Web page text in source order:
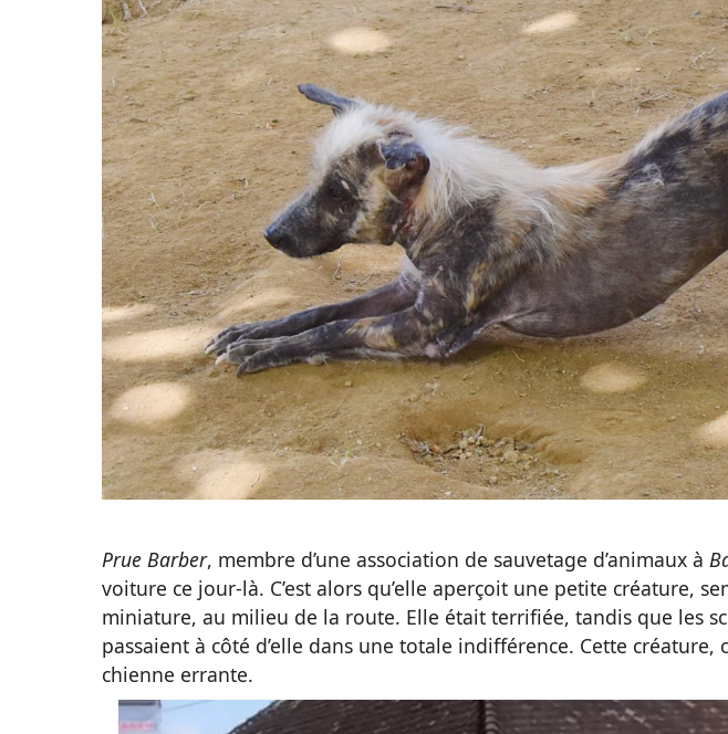
Prue Barber, membre d’une association de sauvetage d’animaux à
voiture ce jour-là. C’est alors qu’elle aperçoit une petite créature,
miniature, au milieu de la route. Elle était terrifiée, tandis que les
passaient à côté d’elle dans une totale indifférence. Cette créature,
chienne errante.